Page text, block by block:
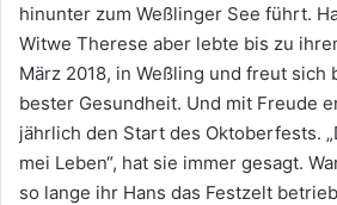
hinunter zum Weßlinger See führt.
Witwe Therese aber lebte bis zu
März 2018, in Weßling und freut sich
bester Gesundheit. Und mit Freude
jährlich den Start des Oktoberfests.
mei Leben“, hat sie immer gesagt.
so lange ihr Hans das Festzelt